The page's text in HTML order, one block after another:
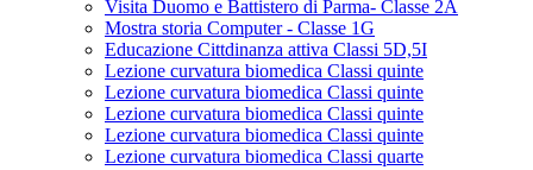
Visita Duomo e Battistero di Parma- Classe 2A
Mostra storia Computer - Classe 1G
Educazione Cittdinanza attiva Classi 5D,5I
Lezione curvatura biomedica Classi quinte
Lezione curvatura biomedica Classi quinte
Lezione curvatura biomedica Classi quinte
Lezione curvatura biomedica Classi quinte
Lezione curvatura biomedica Classi quarte